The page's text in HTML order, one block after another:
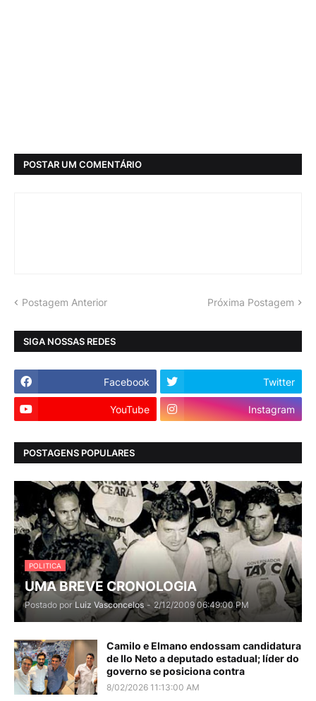
POSTAR UM COMENTÁRIO
Postagem Anterior Próxima Postagem
SIGA NOSSAS REDES
Facebook Twitter
YouTube Instagram
POSTAGENS POPULARES
POLITICA
UMA BREVE CRONOLOGIA
Postado por Luiz Vasconcelos - 2/12/2009 06:49:00 PM
Camilo e Elmano endossam candidatura
de Ilo Neto a deputado estadual; líder do
governo se posiciona contra
8/02/2026 11:13:00 AM